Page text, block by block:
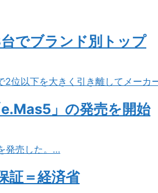
でブランド別トップ
位以下を大きく引き離してメーカ
」の発売を開始
発売した。…
証＝経済省